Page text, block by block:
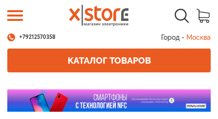
+79212570358 Город - Москва
КАТАЛОГ ТОВАРОВ